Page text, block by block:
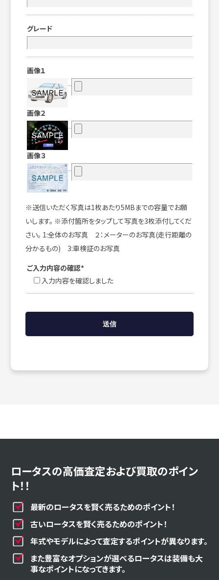
グレード
画像１
画像２
画像３
※送信いただく写真は1枚あたり5MBまでの容量でお願
いします。 ※添付箇所をタップして写真を3枚添付してくだ
さい。 1:全体のお写真 ２：メーターのお写真(走行距離の
分かるもの) 3:車検証のお写真
ご入力内容の確認*
入力内容を確認しました
ロータスの高価査定および買取のポイン
ト！！
最新のロータスを賢く売るためのポイント！
古いロータスを賢く売るためのポイント！
年式やモデルによって査定するポイントが異なります。
また豊富なオプションが選べるロータスは装備も大
事なポイントになってきます。